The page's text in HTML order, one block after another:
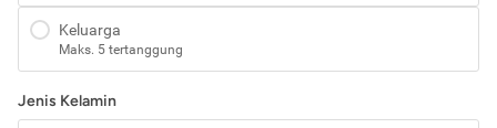
Keluarga
Maks. 5 tertanggung
Jenis Kelamin